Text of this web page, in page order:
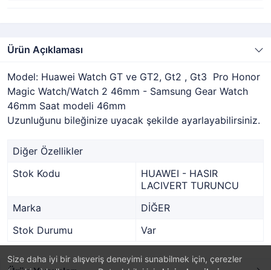
Size daha iyi bir alışveriş deneyimi sunabilmek için, çerezler
Ürün Açıklaması
Model: Huawei Watch GT ve GT2, Gt2 , Gt3 Pro Honor
Magic Watch/Watch 2 46mm - Samsung Gear Watch
46mm Saat modeli 46mm
Uzunluğunu bileğinize uyacak şekilde ayarlayabilirsiniz.
Diğer Özellikler
Stok Kodu
HUAWEI - HASIR
LACIVERT TURUNCU
Marka
DİĞER
Stok Durumu
Var